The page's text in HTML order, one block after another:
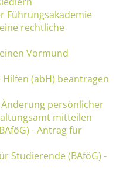
Führungsakademie
rechtliche
Vormund
(abH) beantragen
persönlicher
mitteilen
- Antrag für
Studierende (BAföG) -